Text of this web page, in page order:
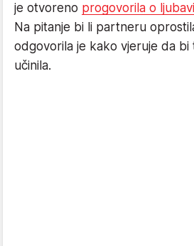
je otvoreno progovorila o ljubavi
Na pitanje bi li partneru
odgovorila je kako vjeruje da bi
učinila.